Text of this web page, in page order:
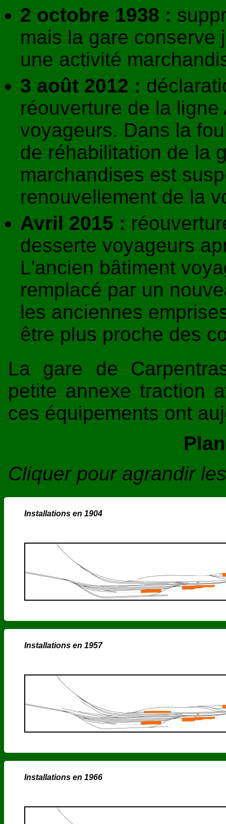
2 octobre 1938 :
mais la gare conserve
une activité
3 août 2012 :
réouverture de la
voyageurs. Dans la
de réhabilitation de la
marchandises est
renouvellement de la
Avril 2015 :
desserte voyageurs
L'ancien bâtiment
remplacé par un
les anciennes
être plus proche des
La gare de
petite annexe traction
ces équipements ont
Cliquer pour agrandir
Installations en 1904
Installations en 1957
Installations en 1966